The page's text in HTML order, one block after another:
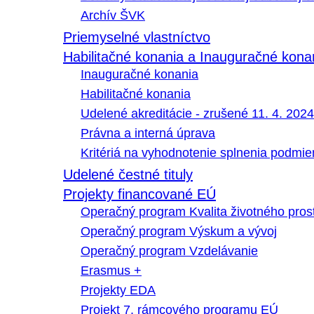
Archív ŠVK
Priemyselné vlastníctvo
Habilitačné konania a Inauguračné
Inauguračné konania
Habilitačné konania
Udelené akreditácie - zrušené 11. 4. 2024
Právna a interná úprava
Kritériá na vyhodnotenie splnenia
Udelené čestné tituly
Projekty financované EÚ
Operačný program Kvalita životného
Operačný program Výskum a vývoj
Operačný program Vzdelávanie
Erasmus +
Projekty EDA
Projekt 7. rámcového programu EÚ